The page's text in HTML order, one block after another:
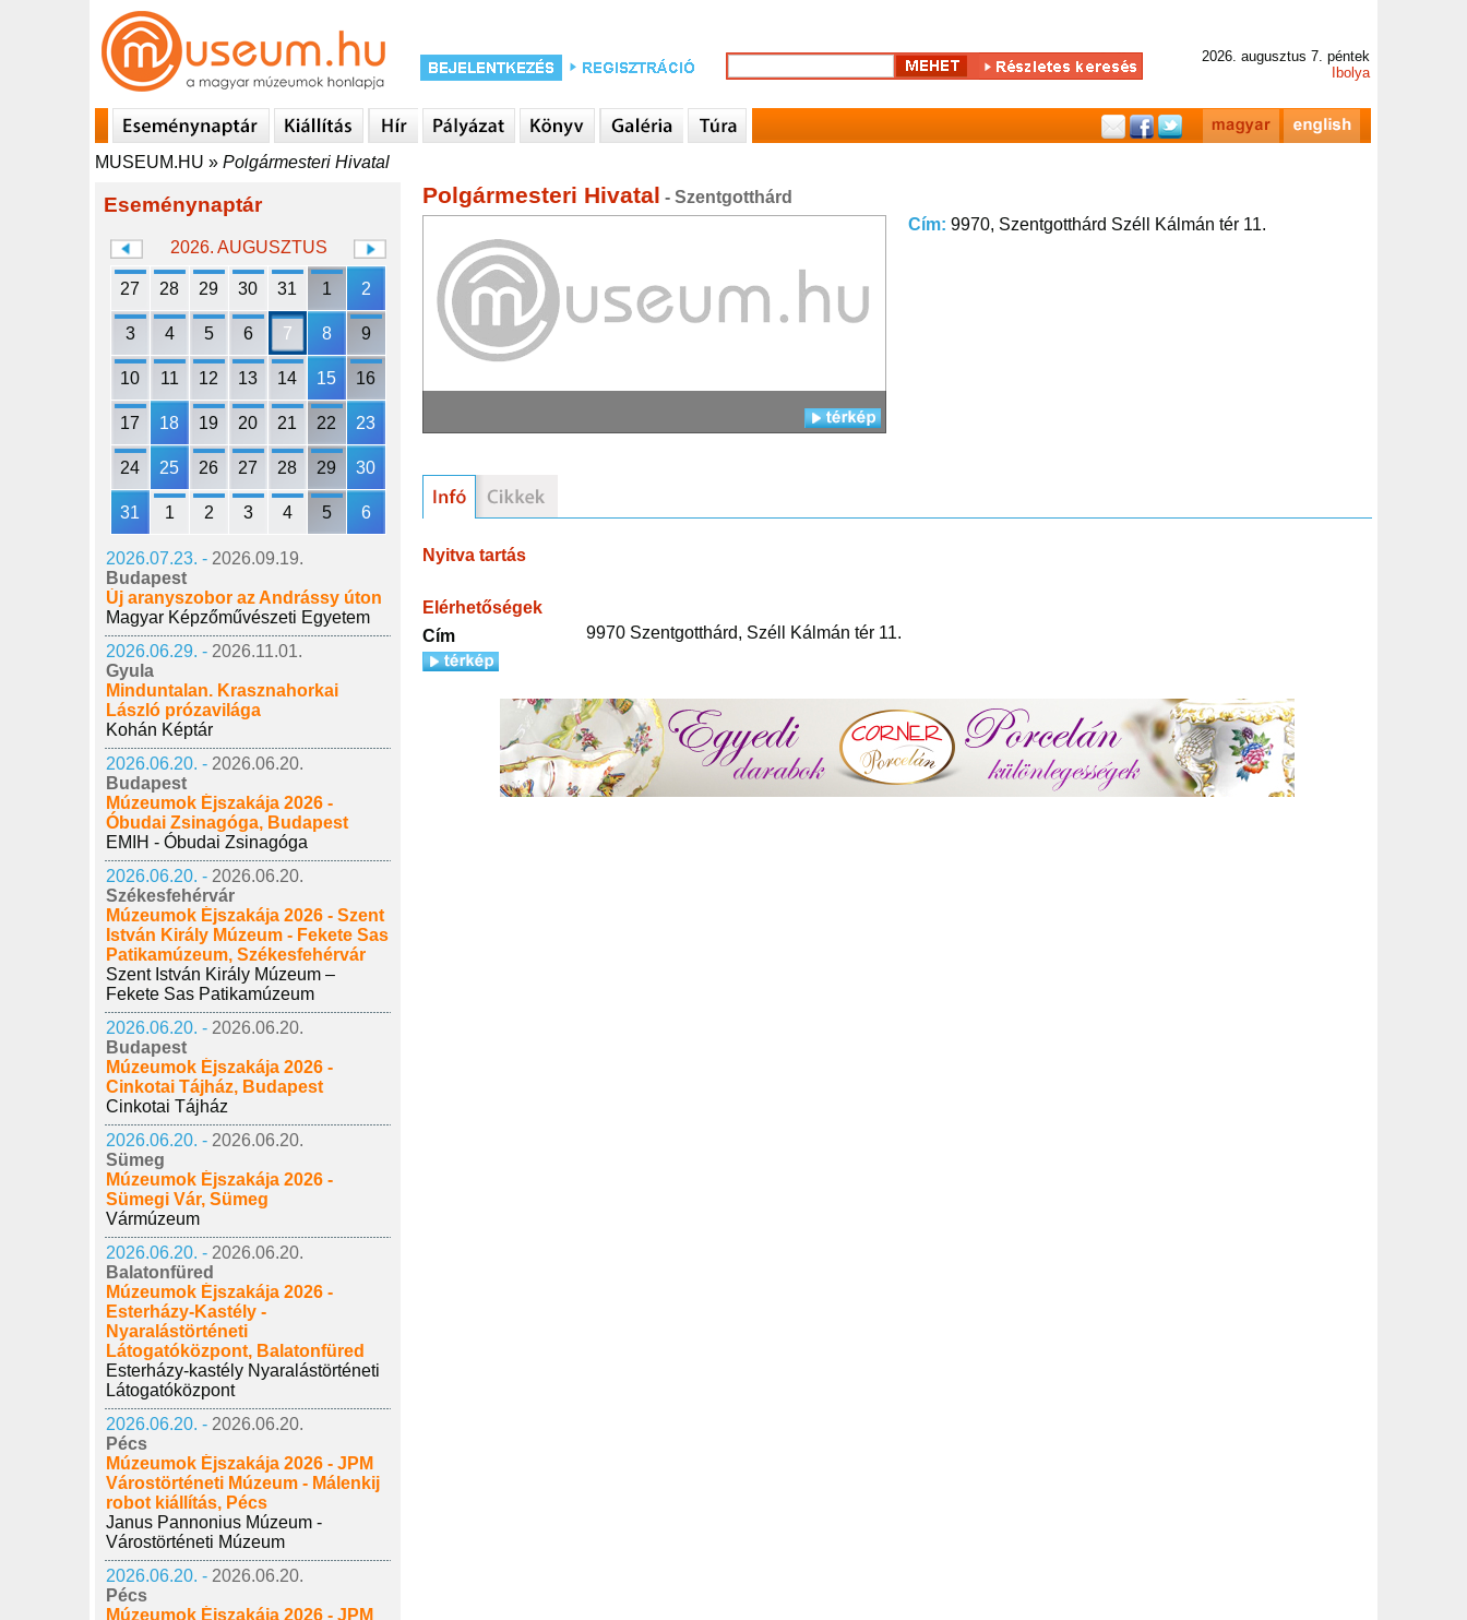
2026. augusztus 7. péntek
Ibolya
MUSEUM.HU » Polgármesteri Hivatal
Eseménynaptár
2026. AUGUSZTUS
27 28 29 30 31 1 2
3 4 5 6 7 8 9
10 11 12 13 14 15 16
17 18 19 20 21 22 23
24 25 26 27 28 29 30
31 1 2 3 4 5 6
2026.07.23. - 2026.09.19.
Budapest
Új aranyszobor az Andrássy úton
Magyar Képzőművészeti Egyetem
2026.06.29. - 2026.11.01.
Gyula
Minduntalan. Krasznahorkai
László prózavilága
Kohán Képtár
2026.06.20. - 2026.06.20.
Budapest
Múzeumok Éjszakája 2026 -
Óbudai Zsinagóga, Budapest
EMIH - Óbudai Zsinagóga
2026.06.20. - 2026.06.20.
Székesfehérvár
Múzeumok Éjszakája 2026 - Szent
István Király Múzeum - Fekete Sas
Patikamúzeum, Székesfehérvár
Szent István Király Múzeum –
Fekete Sas Patikamúzeum
2026.06.20. - 2026.06.20.
Budapest
Múzeumok Éjszakája 2026 -
Cinkotai Tájház, Budapest
Cinkotai Tájház
2026.06.20. - 2026.06.20.
Sümeg
Múzeumok Éjszakája 2026 -
Sümegi Vár, Sümeg
Vármúzeum
2026.06.20. - 2026.06.20.
Balatonfüred
Múzeumok Éjszakája 2026 -
Esterházy-Kastély -
Nyaralástörténeti
Látogatóközpont, Balatonfüred
Esterházy-kastély Nyaralástörténeti
Látogatóközpont
2026.06.20. - 2026.06.20.
Pécs
Múzeumok Éjszakája 2026 - JPM
Várostörténeti Múzeum - Málenkij
robot kiállítás, Pécs
Janus Pannonius Múzeum -
Várostörténeti Múzeum
2026.06.20. - 2026.06.20.
Pécs
Múzeumok Éjszakája 2026 - JPM
Polgármesteri Hivatal - Szentgotthárd
Cím: 9970, Szentgotthárd Széll Kálmán tér 11.
Nyitva tartás
Elérhetőségek
Cím
9970 Szentgotthárd, Széll Kálmán tér 11.